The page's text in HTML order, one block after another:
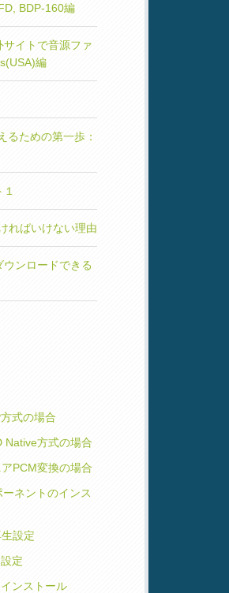
BDP-160編
サイトで音源ファ
編
るための第一歩：
ればいけない理由
ンロードできる
式の場合
Native方式の場合
PCM変換の場合
ネントのインス
設定
定
ンストール